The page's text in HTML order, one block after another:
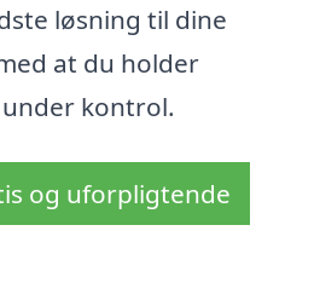
løsning til dine
at du holder
kontrol.
og uforpligtende